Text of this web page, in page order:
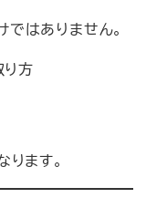
はありません。
方
ます。